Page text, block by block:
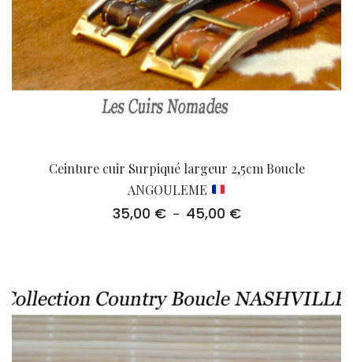
Ceinture cuir Surpiqué largeur 2,5cm Boucle
ANGOULEME
35,00 € – 45,00 €Plage
45,00 €